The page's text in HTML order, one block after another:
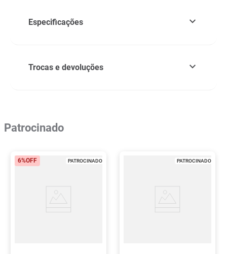
Especificações
Trocas e devoluções
Patrocinado
PATROCINADO
6%OFF PATROCINADO